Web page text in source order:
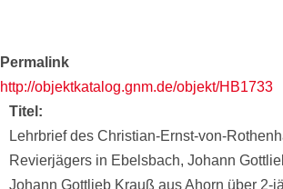
Permalink
http://objektkatalog.gnm.de/objekt/HB1733
Titel
Lehrbrief des Christian-Ernst-von-
Revierjägers in Ebelsbach, Johann
Johann Gottlieb Krauß aus Ahorn über 2-